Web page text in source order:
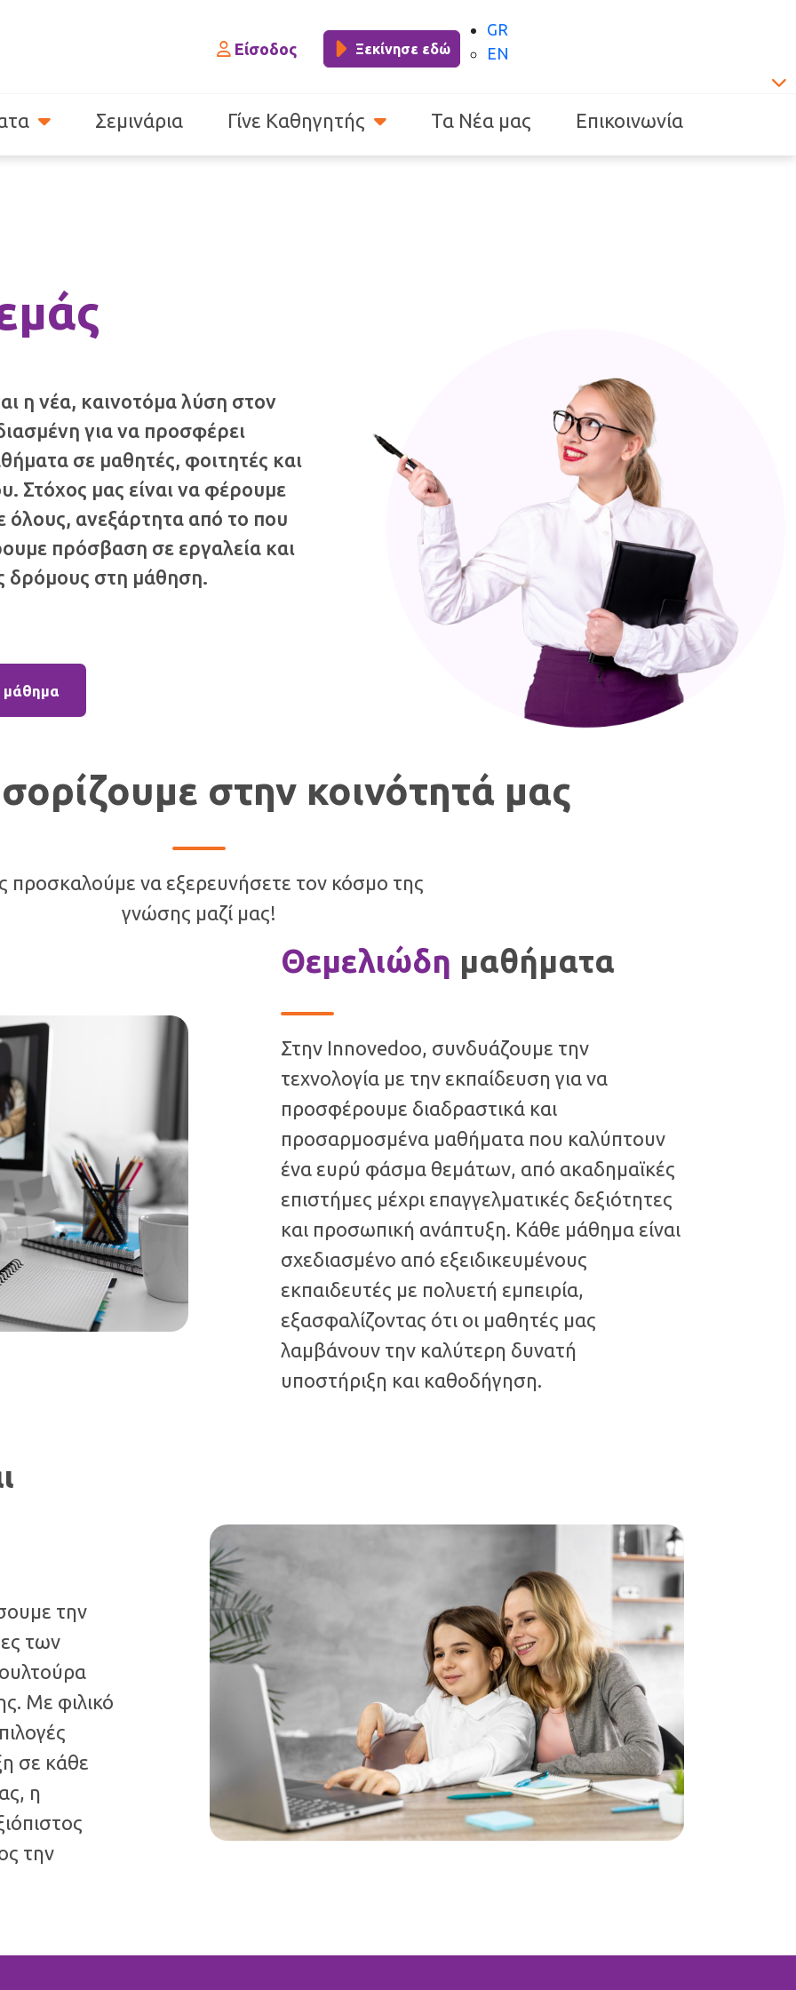
Είσοδος Ξεκίνησε εδώ
GR
EN
Σεμινάρια Γίνε Καθηγητής Τα Νέα μας Επικοινωνία
η νέα, καινοτόμα λύση στον
για να προσφέρει
σε μαθητές, φοιτητές και
Στόχος μας είναι να φέρουμε
όλους, ανεξάρτητα από το που
πρόσβαση σε εργαλεία και
δρόμους στη μάθηση.
μάθημα
στην κοινότητά μας
προσκαλούμε να εξερευνήσετε τον κόσμο της
γνώσης μαζί μας!
Θεμελιώδη μαθήματα
Στην Innovedoo, συνδυάζουμε την
τεχνολογία με την εκπαίδευση για να
προσφέρουμε διαδραστικά και
προσαρμοσμένα μαθήματα που καλύπτουν
ένα ευρύ φάσμα θεμάτων, από ακαδημαϊκές
επιστήμες μέχρι επαγγελματικές δεξιότητες
και προσωπική ανάπτυξη. Κάθε μάθημα είναι
σχεδιασμένο από εξειδικευμένους
εκπαιδευτές με πολυετή εμπειρία,
εξασφαλίζοντας ότι οι μαθητές μας
λαμβάνουν την καλύτερη δυνατή
υποστήριξη και καθοδήγηση.
την
των
Με φιλικό
σε κάθε
η
την